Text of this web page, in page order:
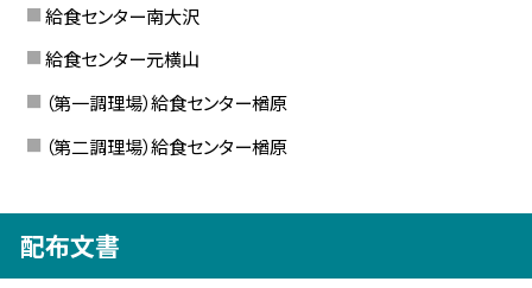
給食センター南大沢
給食センター元横山
（第一調理場）給食センター楢原
（第二調理場）給食センター楢原
配布文書